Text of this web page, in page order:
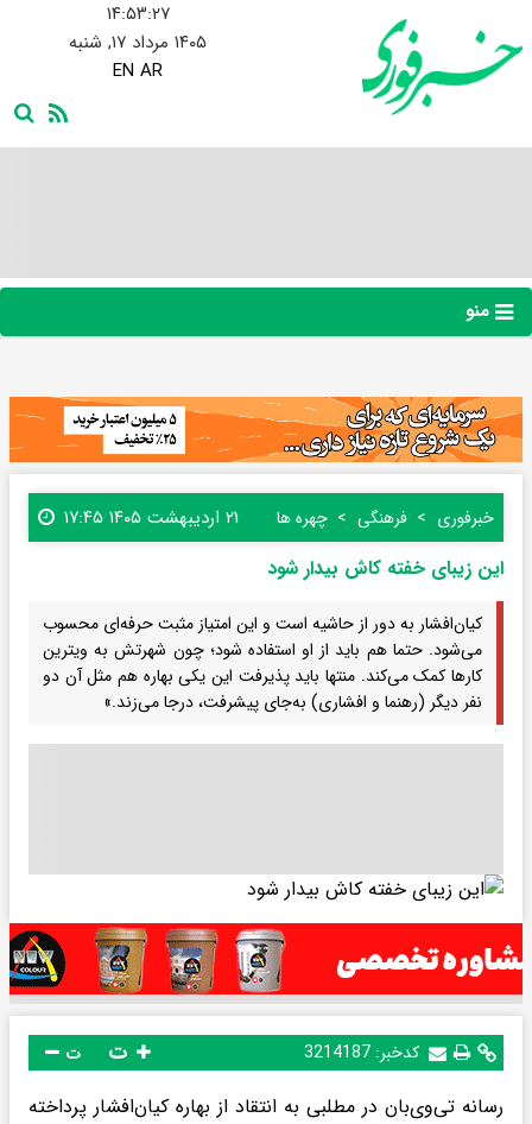
۱۴:۵۳:۲۸
۱۴۰۵ مرداد ۱۷, شنبه
EN AR
منو
خبرفوری فرهنگی چهره ها ۲۱ اردیبهشت ۱۴۰۵ ۱۷:۴۵
این زیبای خفته‌ کاش بیدار شود
کیان‌افشار به دور از حاشیه است و این امتیاز مثبت حرفه‌ای محسوب
می‌شود. حتما هم باید از او استفاده شود؛ چون شهرتش به ویترین
کارها کمک می‌کند. منتها باید پذیرفت این یکی بهاره هم مثل آن دو
نفر دیگر (رهنما و افشاری) به‌جای پیشرفت، درجا می‌زند.»
کدخبر: 3214187 ت
رسانه تی‌وی‌بان در مطلبی به انتقاد از بهاره کیان‌افشار پرداخته